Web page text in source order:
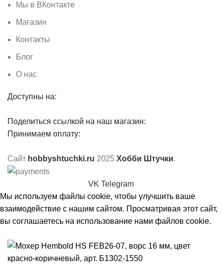
Мы в ВКонтакте
Магазин
Контакты
Блог
О нас
Доступны на:
Поделиться ссылкой на наш магазин:
Принимаем оплату:
Сайт hobbyshtuchki.ru 2025 Хобби Штучки.
VK Telegram
Мы используем файлы cookie, чтобы улучшить ваше
взаимодействие с нашим сайтом. Просматривая этот сайт,
вы соглашаетесь на использование нами файлов cookie.